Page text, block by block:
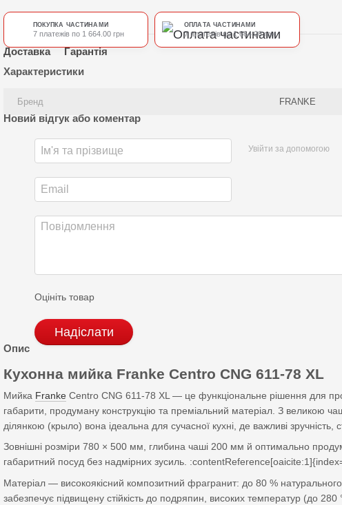
ПОКУПКА ЧАСТИНАМИ
7 платежів по 1 664.00 грн
ОПЛАТА ЧАСТИНАМИ
7 платежів по 1 664.00 грн
Доставка
Гарантія
Характеристики
Бренд FRANKE
Новий відгук або коментар
Увійти за допомогою
Оцініть товар
Надіслати
Опис
Кухонна мийка Franke Centro CNG 611-78 XL
Мийка FrankeCentro CNG 611-78 XL — це функціональне рішення для
габарити, продуману конструкцію та преміальний матеріал. З великою
ділянкою (крыло) вона ідеальна для сучасної кухні, де важливі зручність,
Зовнішні розміри 780 × 500 мм, глибина чаші 200 мм й оптимально
габаритний посуд без надмірних зусиль.
Матеріал — високоякісний композитний фрагранит: до 80 %
забезпечує підвищену стійкість до подряпин, високих температур (до 280